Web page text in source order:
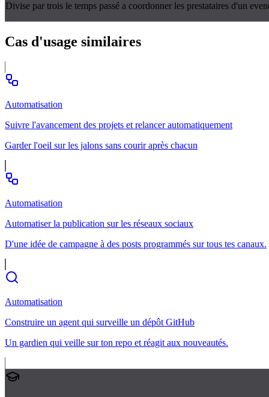
Divise par trois le temps passé a coordonner les prestataires d'un
Cas d'usage similaires
Automatisation
Suivre l'avancement des projets et relancer automatiquement
Garder l'oeil sur les jalons sans courir après chacun
Automatisation
Automatiser la publication sur les réseaux sociaux
D'une idée de campagne à des posts programmés sur tous tes canaux.
Automatisation
Construire un agent qui surveille un dépôt GitHub
Un gardien qui veille sur ton repo et réagit aux nouveautés.